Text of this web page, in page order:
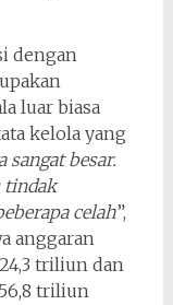
dengan
luar biasa
kelola yang
sangat besar.
tindak
celah”,
anggaran
triliun dan
triliun